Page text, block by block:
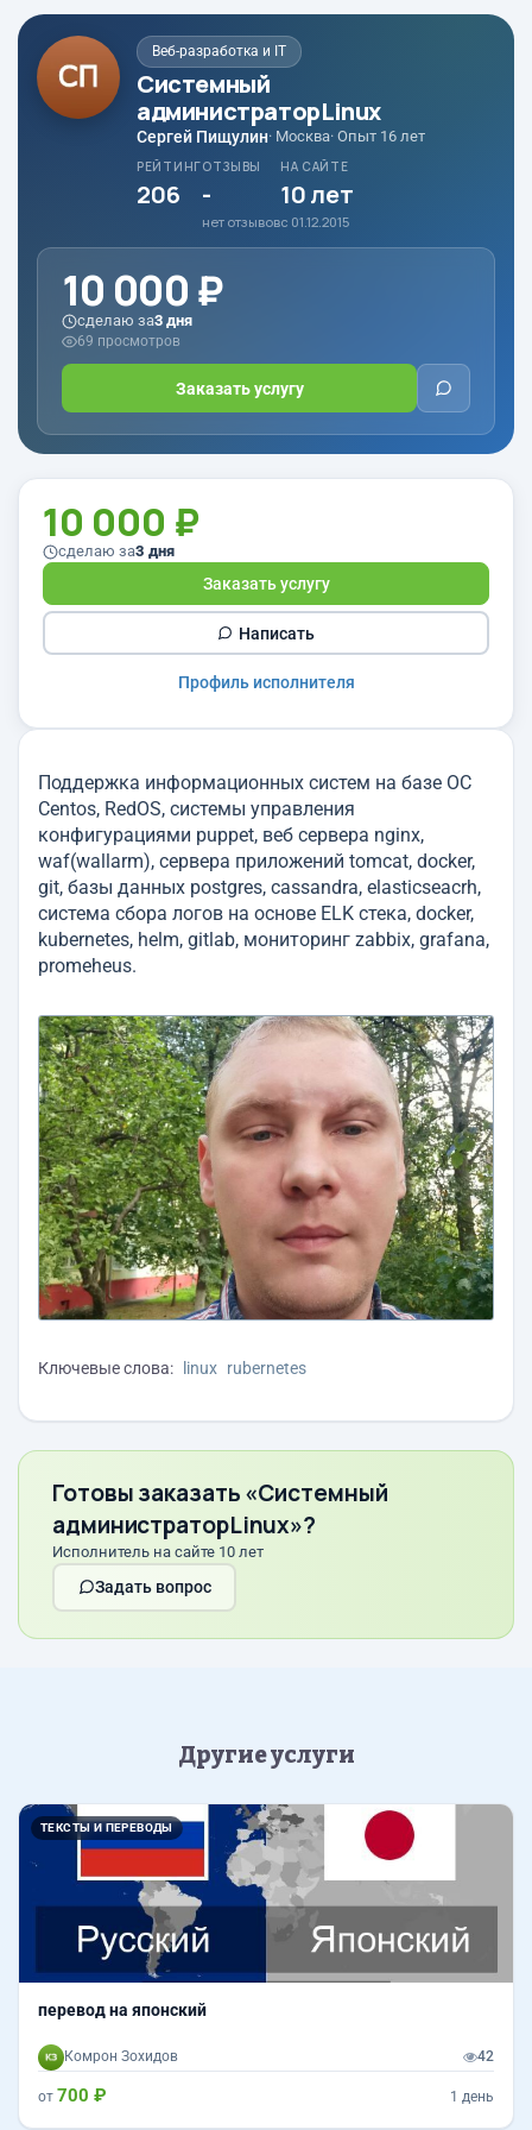
Веб-разработка и IT
Системный
администраторLinux
Сергей Пищулин· Москва· Опыт 16 лет
РЕЙТИНГ
206
ОТЗЫВЫ
-
нет отзывов
НА САЙТЕ
10 лет
с 01.12.2015
10 000 ₽
сделаю за3 дня
69 просмотров
Заказать услугу
Поддержка информационных систем на базе ОС
Centos, RedOS, системы управления
конфигурациями puppet, веб сервера nginx,
waf(wallarm), сервера приложений tomcat, docker,
git, базы данных postgres, cassandra, elasticseacrh,
система сбора логов на основе ELK стека, docker,
kubernetes, helm, gitlab, мониторинг zabbix, grafana,
promeheus.
Ключевые слова: linux rubernetes
Готовы заказать «Системный
администраторLinux»?
Исполнитель на сайте 10 лет
Задать вопрос
10 000 ₽
сделаю за3 дня
Заказать услугу
Написать
Профиль исполнителя
Другие услуги
ТЕКСТЫ И ПЕРЕВОДЫ
перевод на японский
Комрон Зохидов 42
от 700 ₽ 1 день